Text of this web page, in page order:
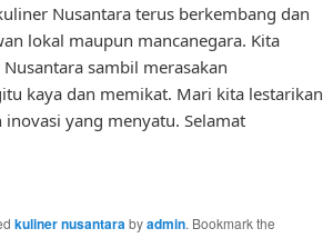
Nusantara terus berkembang dan
lokal maupun mancanegara. Kita
sambil merasakan
kaya dan memikat. Mari kita lestarikan
yang menyatu. Selamat
kuliner nusantarabyadmin. Bookmark the